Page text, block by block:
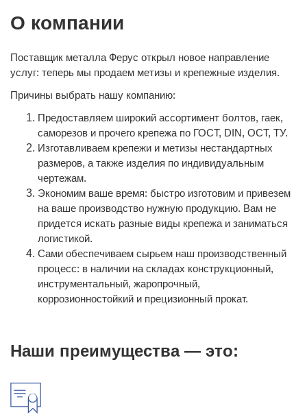
О компании
Поставщик металла Ферус открыл новое направление
услуг: теперь мы продаем метизы и крепежные изделия.
Причины выбрать нашу компанию:
Предоставляем широкий ассортимент болтов, гаек,
саморезов и прочего крепежа по ГОСТ, DIN, ОСТ, ТУ.
Изготавливаем крепежи и метизы нестандартных
размеров, а также изделия по индивидуальным
чертежам.
Экономим ваше время: быстро изготовим и привезем
на ваше производство нужную продукцию. Вам не
придется искать разные виды крепежа и заниматься
логистикой.
Сами обеспечиваем сырьем наш производственный
процесс: в наличии на складах конструкционный,
инструментальный, жаропрочный,
коррозионностойкий и прецизионный прокат.
Наши преимущества — это: